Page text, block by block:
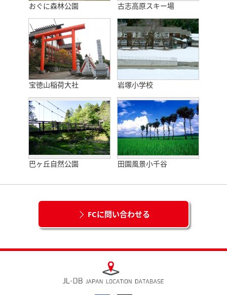
おぐに森林公園 古志高原スキー場
宝徳山稲荷大社 岩塚小学校
巴ヶ丘自然公園 田園風景小千谷
FCに問い合わせる